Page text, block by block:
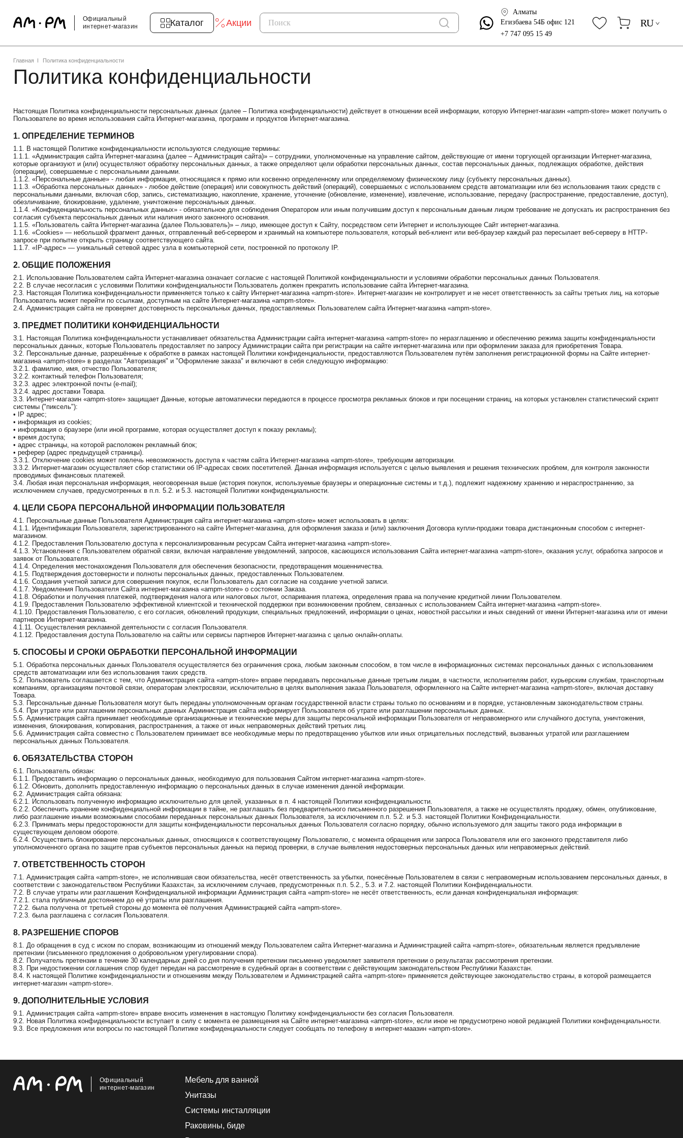
Официальный
интернет-магазин
Каталог Акции
Алматы
Егизбаева 54Б офис 121
+7 747 095 15 49
RU
Главная Политика конфиденциальности
Политика конфиденциальности
Настоящая Политика конфиденциальности персональных данных (далее – Политика конфиденциальности) действует в отношении всей информации, которую Интернет-магазин «ampm-store» может получить о
Пользователе во время использования сайта Интернет-магазина, программ и продуктов Интернет-магазина.
1. ОПРЕДЕЛЕНИЕ ТЕРМИНОВ
1.1. В настоящей Политике конфиденциальности используются следующие термины:
1.1.1. «Администрация сайта Интернет-магазина (далее – Администрация сайта)» – сотрудники, уполномоченные на управление сайтом, действующие от имени торгующей организации Интернет-магазина,
которые организуют и (или) осуществляют обработку персональных данных, а также определяют цели обработки персональных данных, состав персональных данных, подлежащих обработке, действия
(операции), совершаемые с персональными данными.
1.1.2. «Персональные данные» - любая информация, относящаяся к прямо или косвенно определенному или определяемому физическому лицу (субъекту персональных данных).
1.1.3. «Обработка персональных данных» - любое действие (операция) или совокупность действий (операций), совершаемых с использованием средств автоматизации или без использования таких средств с
персональными данными, включая сбор, запись, систематизацию, накопление, хранение, уточнение (обновление, изменение), извлечение, использование, передачу (распространение, предоставление, доступ),
обезличивание, блокирование, удаление, уничтожение персональных данных.
1.1.4. «Конфиденциальность персональных данных» - обязательное для соблюдения Оператором или иным получившим доступ к персональным данным лицом требование не допускать их распространения без
согласия субъекта персональных данных или наличия иного законного основания.
1.1.5. «Пользователь сайта Интернет-магазина (далее Пользователь)» – лицо, имеющее доступ к Сайту, посредством сети Интернет и использующее Сайт интернет-магазина.
1.1.6. «Cookies» — небольшой фрагмент данных, отправленный веб-сервером и хранимый на компьютере пользователя, который веб-клиент или веб-браузер каждый раз пересылает веб-серверу в HTTP-
запросе при попытке открыть страницу соответствующего сайта.
1.1.7. «IP-адрес» — уникальный сетевой адрес узла в компьютерной сети, построенной по протоколу IP.
2. ОБЩИЕ ПОЛОЖЕНИЯ
2.1. Использование Пользователем сайта Интернет-магазина означает согласие с настоящей Политикой конфиденциальности и условиями обработки персональных данных Пользователя.
2.2. В случае несогласия с условиями Политики конфиденциальности Пользователь должен прекратить использование сайта Интернет-магазина.
2.3. Настоящая Политика конфиденциальности применяется только к сайту Интернет-магазина «ampm-store». Интернет-магазин не контролирует и не несет ответственность за сайты третьих лиц, на которые
Пользователь может перейти по ссылкам, доступным на сайте Интернет-магазина «ampm-store».
2.4. Администрация сайта не проверяет достоверность персональных данных, предоставляемых Пользователем сайта Интернет-магазина «ampm-store».
3. ПРЕДМЕТ ПОЛИТИКИ КОНФИДЕНЦИАЛЬНОСТИ
3.1. Настоящая Политика конфиденциальности устанавливает обязательства Администрации сайта интернет-магазина «ampm-store» по неразглашению и обеспечению режима защиты конфиденциальности
персональных данных, которые Пользователь предоставляет по запросу Администрации сайта при регистрации на сайте интернет-магазина или при оформлении заказа для приобретения Товара.
3.2. Персональные данные, разрешённые к обработке в рамках настоящей Политики конфиденциальности, предоставляются Пользователем путём заполнения регистрационной формы на Сайте интернет-
магазина «ampm-store» в разделах "Авторизация" и "Оформление заказа" и включают в себя следующую информацию:
3.2.1. фамилию, имя, отчество Пользователя;
3.2.2. контактный телефон Пользователя;
3.2.3. адрес электронной почты (e-mail);
3.2.4. адрес доставки Товара.
3.3. Интернет-магазин «ampm-store» защищает Данные, которые автоматически передаются в процессе просмотра рекламных блоков и при посещении страниц, на которых установлен статистический скрипт
системы ("пиксель"):
• IP адрес;
• информация из cookies;
• информация о браузере (или иной программе, которая осуществляет доступ к показу рекламы);
• время доступа;
• адрес страницы, на которой расположен рекламный блок;
• реферер (адрес предыдущей страницы).
3.3.1. Отключение cookies может повлечь невозможность доступа к частям сайта Интернет-магазина «ampm-store», требующим авторизации.
3.3.2. Интернет-магазин осуществляет сбор статистики об IP-адресах своих посетителей. Данная информация используется с целью выявления и решения технических проблем, для контроля законности
проводимых финансовых платежей.
3.4. Любая иная персональная информация, неоговоренная выше (история покупок, используемые браузеры и операционные системы и т.д.), подлежит надежному хранению и нераспространению, за
исключением случаев, предусмотренных в п.п. 5.2. и 5.3. настоящей Политики конфиденциальности.
4. ЦЕЛИ СБОРА ПЕРСОНАЛЬНОЙ ИНФОРМАЦИИ ПОЛЬЗОВАТЕЛЯ
4.1. Персональные данные Пользователя Администрация сайта интернет-магазина «ampm-store» может использовать в целях:
4.1.1. Идентификации Пользователя, зарегистрированного на сайте Интернет-магазина, для оформления заказа и (или) заключения Договора купли-продажи товара дистанционным способом с интернет-
магазином.
4.1.2. Предоставления Пользователю доступа к персонализированным ресурсам Сайта интернет-магазина «ampm-store».
4.1.3. Установления с Пользователем обратной связи, включая направление уведомлений, запросов, касающихся использования Сайта интернет-магазина «ampm-store», оказания услуг, обработка запросов и
заявок от Пользователя.
4.1.4. Определения местонахождения Пользователя для обеспечения безопасности, предотвращения мошенничества.
4.1.5. Подтверждения достоверности и полноты персональных данных, предоставленных Пользователем.
4.1.6. Создания учетной записи для совершения покупок, если Пользователь дал согласие на создание учетной записи.
4.1.7. Уведомления Пользователя Сайта интернет-магазина «ampm-store» о состоянии Заказа.
4.1.8. Обработки и получения платежей, подтверждения налога или налоговых льгот, оспаривания платежа, определения права на получение кредитной линии Пользователем.
4.1.9. Предоставления Пользователю эффективной клиентской и технической поддержки при возникновении проблем, связанных с использованием Сайта интернет-магазина «ampm-store».
4.1.10. Предоставления Пользователю, с его согласия, обновлений продукции, специальных предложений, информации о ценах, новостной рассылки и иных сведений от имени Интернет-магазина или от имени
партнеров Интернет-магазина.
4.1.11. Осуществления рекламной деятельности с согласия Пользователя.
4.1.12. Предоставления доступа Пользователю на сайты или сервисы партнеров Интернет-магазина с целью онлайн-оплаты.
5. СПОСОБЫ И СРОКИ ОБРАБОТКИ ПЕРСОНАЛЬНОЙ ИНФОРМАЦИИ
5.1. Обработка персональных данных Пользователя осуществляется без ограничения срока, любым законным способом, в том числе в информационных системах персональных данных с использованием
средств автоматизации или без использования таких средств.
5.2. Пользователь соглашается с тем, что Администрация сайта «ampm-store» вправе передавать персональные данные третьим лицам, в частности, исполнителям работ, курьерским службам, транспортным
компаниям, организациям почтовой связи, операторам электросвязи, исключительно в целях выполнения заказа Пользователя, оформленного на Сайте интернет-магазина «ampm-store», включая доставку
Товара.
5.3. Персональные данные Пользователя могут быть переданы уполномоченным органам государственной власти страны только по основаниям и в порядке, установленным законодательством страны.
5.4. При утрате или разглашении персональных данных Администрация сайта информирует Пользователя об утрате или разглашении персональных данных.
5.5. Администрация сайта принимает необходимые организационные и технические меры для защиты персональной информации Пользователя от неправомерного или случайного доступа, уничтожения,
изменения, блокирования, копирования, распространения, а также от иных неправомерных действий третьих лиц.
5.6. Администрация сайта совместно с Пользователем принимает все необходимые меры по предотвращению убытков или иных отрицательных последствий, вызванных утратой или разглашением
персональных данных Пользователя.
6. ОБЯЗАТЕЛЬСТВА СТОРОН
6.1. Пользователь обязан:
6.1.1. Предоставить информацию о персональных данных, необходимую для пользования Сайтом интернет-магазина «ampm-store».
6.1.2. Обновить, дополнить предоставленную информацию о персональных данных в случае изменения данной информации.
6.2. Администрация сайта обязана:
6.2.1. Использовать полученную информацию исключительно для целей, указанных в п. 4 настоящей Политики конфиденциальности.
6.2.2. Обеспечить хранение конфиденциальной информации в тайне, не разглашать без предварительного письменного разрешения Пользователя, а также не осуществлять продажу, обмен, опубликование,
либо разглашение иными возможными способами переданных персональных данных Пользователя, за исключением п.п. 5.2. и 5.3. настоящей Политики Конфиденциальности.
6.2.3. Принимать меры предосторожности для защиты конфиденциальности персональных данных Пользователя согласно порядку, обычно используемого для защиты такого рода информации в
существующем деловом обороте.
6.2.4. Осуществить блокирование персональных данных, относящихся к соответствующему Пользователю, с момента обращения или запроса Пользователя или его законного представителя либо
уполномоченного органа по защите прав субъектов персональных данных на период проверки, в случае выявления недостоверных персональных данных или неправомерных действий.
7. ОТВЕТСТВЕННОСТЬ СТОРОН
7.1. Администрация сайта «ampm-store», не исполнившая свои обязательства, несёт ответственность за убытки, понесённые Пользователем в связи с неправомерным использованием персональных данных, в
соответствии с законодательством Республики Казахстан, за исключением случаев, предусмотренных п.п. 5.2., 5.3. и 7.2. настоящей Политики Конфиденциальности.
7.2. В случае утраты или разглашения Конфиденциальной информации Администрация сайта «ampm-store» не несёт ответственность, если данная конфиденциальная информация:
7.2.1. стала публичным достоянием до её утраты или разглашения.
7.2.2. была получена от третьей стороны до момента её получения Администрацией сайта «ampm-store».
7.2.3. была разглашена с согласия Пользователя.
8. РАЗРЕШЕНИЕ СПОРОВ
8.1. До обращения в суд с иском по спорам, возникающим из отношений между Пользователем сайта Интернет-магазина и Администрацией сайта «ampm-store», обязательным является предъявление
претензии (письменного предложения о добровольном урегулировании спора).
8.2. Получатель претензии в течение 30 календарных дней со дня получения претензии письменно уведомляет заявителя претензии о результатах рассмотрения претензии.
8.3. При недостижении соглашения спор будет передан на рассмотрение в судебный орган в соответствии с действующим законодательством Республики Казахстан.
8.4. К настоящей Политике конфиденциальности и отношениям между Пользователем и Администрацией сайта «ampm-store» применяется действующее законодательство страны, в которой размещается
интернет-магазин «ampm-store».
9. ДОПОЛНИТЕЛЬНЫЕ УСЛОВИЯ
9.1. Администрация сайта «ampm-store» вправе вносить изменения в настоящую Политику конфиденциальности без согласия Пользователя.
9.2. Новая Политика конфиденциальности вступает в силу с момента ее размещения на Сайте интернет-магазина «ampm-store», если иное не предусмотрено новой редакцией Политики конфиденциальности.
9.3. Все предложения или вопросы по настоящей Политике конфиденциальности следует сообщать по телефону в интернет-маазин «ampm-store».
Официальный
интернет-магазин
Мебель для ванной
Унитазы
Системы инсталляции
Раковины, биде